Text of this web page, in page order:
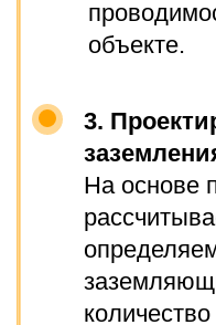
ОПЛАТА,
СРОКИ
РАБОТ
Работаем с
физическими
Мы принимаем различные
по счету, СБП, карты.